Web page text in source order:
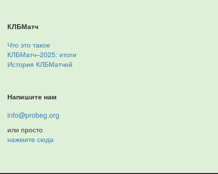
КЛБМатч
Что это такое
КЛБМатч–2025: итоги
История КЛБМатчей
Напишите нам
info@probeg.org
или просто
нажмите сюда